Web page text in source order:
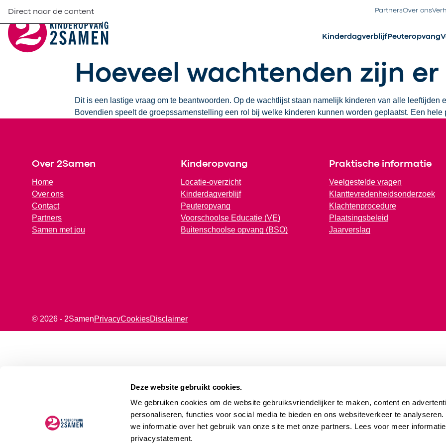
Deze website gebruikt cookies.
We gebruiken cookies om de website gebruiksvriendelijker te maken, content en
personaliseren, functies voor social media te bieden en ons websiteverkeer te analyseren.
we informatie over het gebruik van onze site met onze partners. Lees voor meer
privacystatement.
Direct naar de content PartnersOver ons
Kinderdagverblijf Peuteropvang
Hoeveel wachtenden zijn er
Dit is een lastige vraag om te beantwoorden. Op de wachtlijst staan namelijk kinderen van alle leeftijden
Bovendien speelt de groepssamenstelling een rol bij welke kinderen kunnen worden geplaatst. Een hele
Over 2Samen
Home
Over ons
Contact
Partners
Samen met jou
Kinderopvang
Locatie-overzicht
Kinderdagverblijf
Peuteropvang
Voorschoolse Educatie (VE)
Buitenschoolse opvang (BSO)
Praktische informatie
Veelgestelde vragen
Klanttevredenheidsonderzoek
Klachtenprocedure
Plaatsingsbeleid
Jaarverslag
© 2026 - 2SamenPrivacyCookiesDisclaimer